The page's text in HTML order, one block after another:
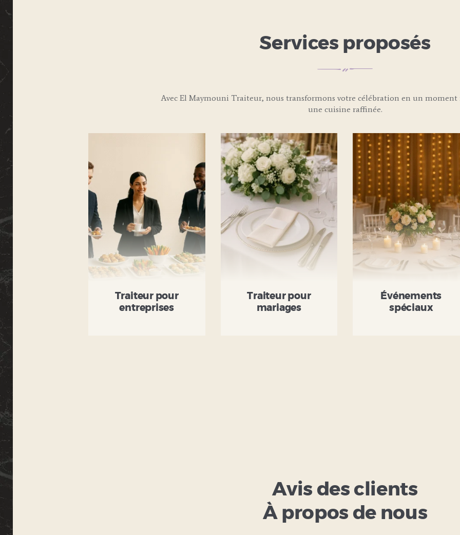
Services proposés
Avec El Maymouni Traiteur, nous transformons votre célébration en un moment
une cuisine raffinée.
Traiteur pour
entreprises
Traiteur pour
mariages
Événements
spéciaux
Avis des clients
À propos de nous